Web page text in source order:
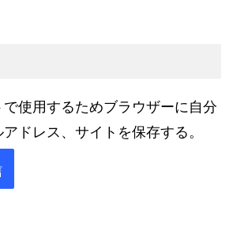
使用するためブラウザーに自分
ドレス、サイトを保存する。